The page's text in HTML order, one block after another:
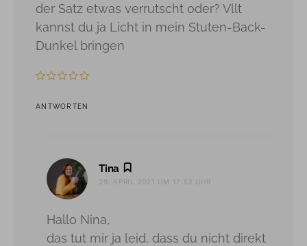
der Satz etwas verrutscht oder? Vllt
kannst du ja Licht in mein Stuten-Back-
Dunkel bringen
ANTWORTEN
Tina
29. APRIL 2021 UM 17:52 UHR
Hallo Nina,
das tut mir ja leid, dass du nicht direkt